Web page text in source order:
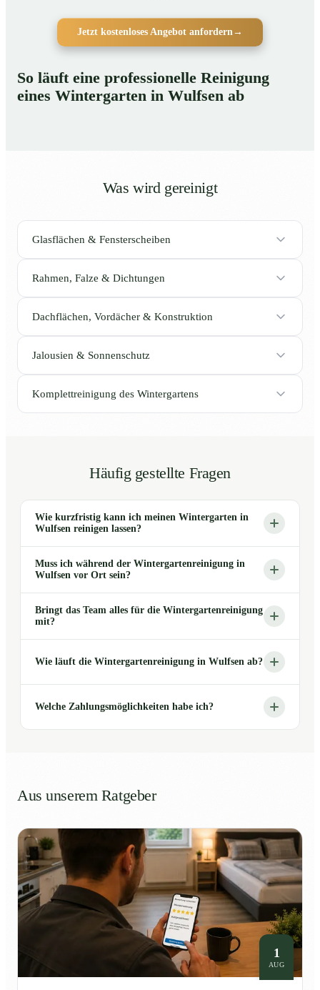
Jetzt kostenloses Angebot anfordern→
So läuft eine professionelle Reinigung
eines Wintergarten in Wulfsen ab
Was wird gereinigt
Glasflächen & Fensterscheiben
Rahmen, Falze & Dichtungen
Dachflächen, Vordächer & Konstruktion
Jalousien & Sonnenschutz
Komplettreinigung des Wintergartens
Häufig gestellte Fragen
Wie kurzfristig kann ich meinen Wintergarten in
Wulfsen reinigen lassen?
Muss ich während der Wintergartenreinigung in
Wulfsen vor Ort sein?
Bringt das Team alles für die Wintergartenreinigung
mit?
Wie läuft die Wintergartenreinigung in Wulfsen ab?
Welche Zahlungsmöglichkeiten habe ich?
Aus unserem Ratgeber
1
AUG